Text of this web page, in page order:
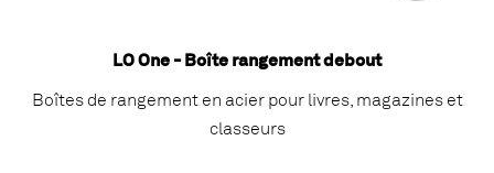
LO One - Boîte rangement debout
Boîtes de rangement en acier pour livres, magazines et
classeurs